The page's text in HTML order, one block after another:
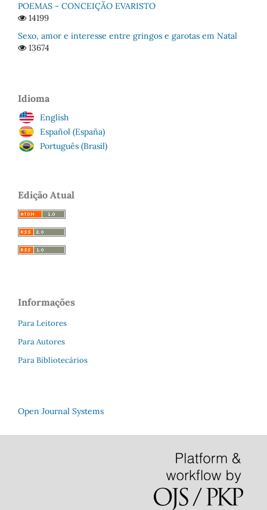
POEMAS - CONCEIÇÃO EVARISTO
14199
Sexo, amor e interesse entre gringos e garotas em Natal
13674
Idioma
English
Español (España)
Português (Brasil)
Edição Atual
Informações
Para Leitores
Para Autores
Para Bibliotecários
Open Journal Systems